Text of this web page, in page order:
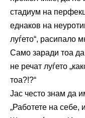
стадиум на
еднаков на
луѓето“, расипало
Само заради тоа
не речат луѓето
тоа?!?“
Јас често знам да
„Работете на себе,